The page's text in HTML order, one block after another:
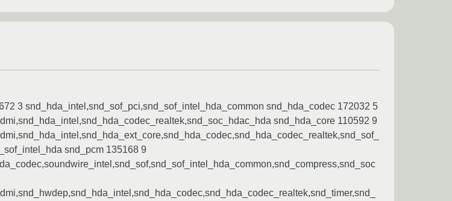
3 snd_hda_intel,snd_sof_pci,snd_sof_intel_hda_common snd_hda_codec 172032 5
snd_hda_core 110592 9
snd_pcm 135168 9